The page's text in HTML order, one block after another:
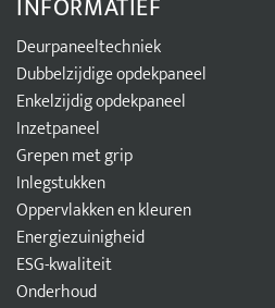
INFORMATIEF
Deurpaneeltechniek
Dubbelzijdige opdekpaneel
Enkelzijdig opdekpaneel
Inzetpaneel
Grepen met grip
Inlegstukken
Oppervlakken en kleuren
Energiezuinigheid
ESG-kwaliteit
Onderhoud